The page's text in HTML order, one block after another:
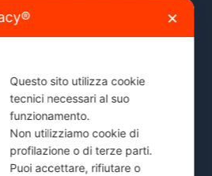
città, Monza e Brianza, Sesto
Servite →
✕
Questo sito utilizza cookie
tecnici necessari al suo
funzionamento.
Non utilizziamo cookie di
profilazione o di terze parti.
Puoi accettare, rifiutare o